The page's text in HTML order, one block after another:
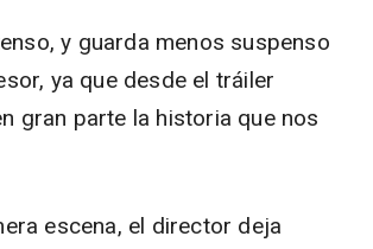
y guarda menos suspenso
ya que desde el tráiler
gran parte la historia que nos
escena, el director deja